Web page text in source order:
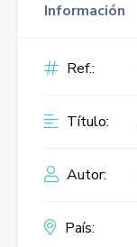
Información
Ref.:
Título:
Autor:
País: